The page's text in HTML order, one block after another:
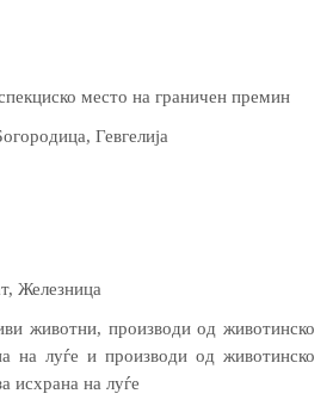
место на граничен премин
Гевгелија
Железница
животни, производи од животинско
на луѓе и производи од животинско
исхрана на луѓе